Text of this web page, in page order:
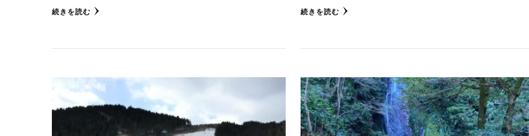
続きを読む 続きを読む